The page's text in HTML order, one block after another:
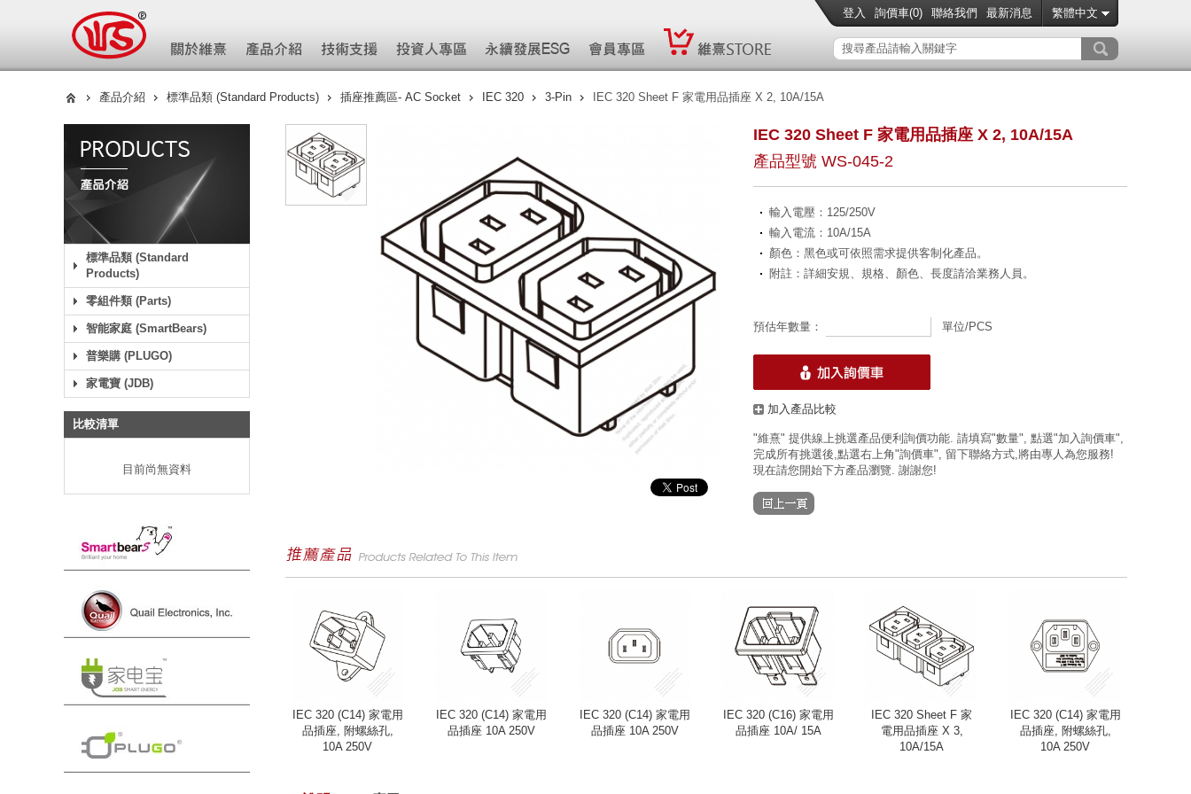
登入 詢價車(0) 聯絡我們 最新消息 繁體中文
產品介紹 標準品類 (Standard Products) 插座推薦區- AC Socket IEC 320 3-Pin IEC 320 Sheet F 家電用品插座 X 2, 10A/15A
標準品類 (Standard
Products)
零組件類 (Parts)
智能家庭 (SmartBears)
普樂購 (PLUGO)
家電寶 (JDB)
比較清單
目前尚無資料
IEC 320 Sheet F 家電用品插座 X 2, 10A/15A
產品型號 WS-045-2
輸入電壓 ：125/250V
輸入電流 ：10A/15A
顏色 ：黑色或可依照需求提供客制化產品。
附註 ：詳細安規、規格、顏色、長度請洽業務人員。
預估年數量： 單位/PCS
加入產品比較
"維熹" 提供線上挑選產品便利詢價功能. 請填寫"數量", 點選"加入詢價車",
完成所有挑選後,點選右上角"詢價車", 留下聯絡方式,將由專人為您服務!
現在請您開始下方產品瀏覽. 謝謝您!
IEC 320 (C14) 家電用
品插座, 附螺絲孔,
10A 250V
IEC 320 (C14) 家電用
品插座 10A 250V
IEC 320 (C14) 家電用
品插座 10A 250V
IEC 320 (C16) 家電用
品插座 10A/ 15A
IEC 320 Sheet F 家
電用品插座 X 3,
10A/15A
IEC 320 (C14) 家電用
品插座, 附螺絲孔,
10A 250V